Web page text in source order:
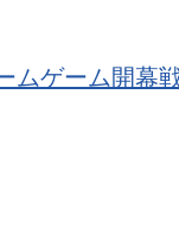
ムゲーム開幕